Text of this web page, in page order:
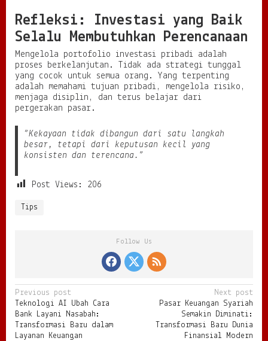
Refleksi: Investasi yang Baik
Selalu Membutuhkan Perencanaan
Mengelola portofolio investasi pribadi adalah
proses berkelanjutan. Tidak ada strategi tunggal
yang cocok untuk semua orang. Yang terpenting
adalah memahami tujuan pribadi, mengelola risiko,
menjaga disiplin, dan terus belajar dari
pergerakan pasar.
“Kekayaan tidak dibangun dari satu langkah
besar, tetapi dari keputusan kecil yang
konsisten dan terencana.”
Post Views: 206
Tips
Follow Us
P
o
s
Previous post
Teknologi AI Ubah Cara
Bank Layani Nasabah:
Transformasi Baru dalam
Layanan Keuangan
Next post
Pasar Keuangan Syariah
Semakin Diminati:
Transformasi Baru Dunia
Finansial Modern